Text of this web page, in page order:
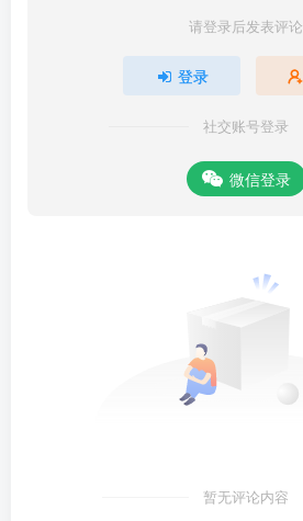
请登录后发表评论
登录
社交账号登录
微信登录
暂无评论内容